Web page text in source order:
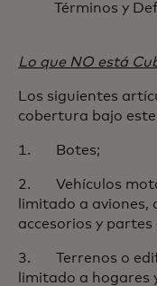
Términos y
Lo que NO está
Los siguientes
cobertura bajo
1. Botes;
2. Vehículos
limitado a aviones,
accesorios y
3. Terrenos o
limitado a hogares